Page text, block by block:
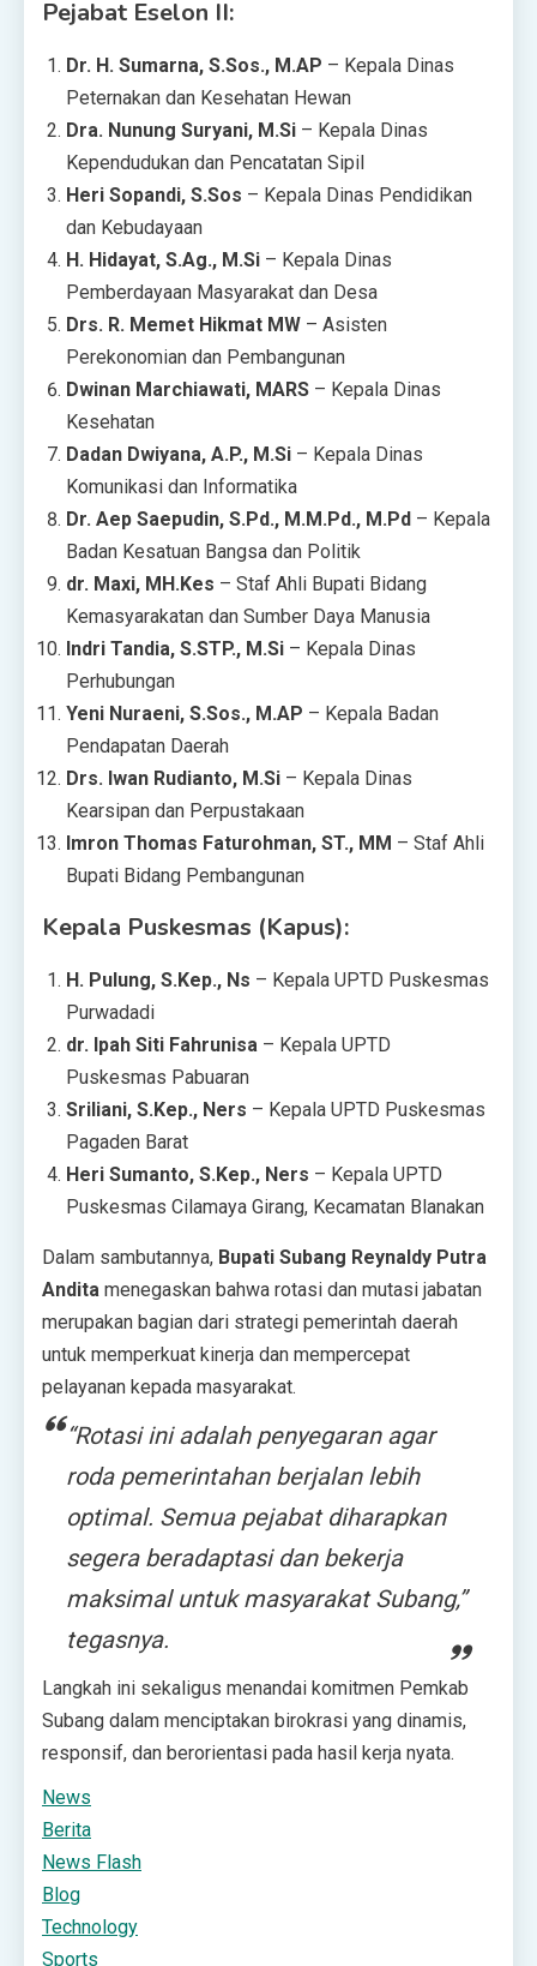
Pejabat Eselon II:
Dr. H. Sumarna, S.Sos., M.AP – Kepala Dinas
Peternakan dan Kesehatan Hewan
Dra. Nunung Suryani, M.Si – Kepala Dinas
Kependudukan dan Pencatatan Sipil
Heri Sopandi, S.Sos – Kepala Dinas Pendidikan
dan Kebudayaan
H. Hidayat, S.Ag., M.Si – Kepala Dinas
Pemberdayaan Masyarakat dan Desa
Drs. R. Memet Hikmat MW – Asisten
Perekonomian dan Pembangunan
Dwinan Marchiawati, MARS – Kepala Dinas
Kesehatan
Dadan Dwiyana, A.P., M.Si – Kepala Dinas
Komunikasi dan Informatika
Dr. Aep Saepudin, S.Pd., M.M.Pd., M.Pd – Kepala
Badan Kesatuan Bangsa dan Politik
dr. Maxi, MH.Kes – Staf Ahli Bupati Bidang
Kemasyarakatan dan Sumber Daya Manusia
Indri Tandia, S.STP., M.Si – Kepala Dinas
Perhubungan
Yeni Nuraeni, S.Sos., M.AP – Kepala Badan
Pendapatan Daerah
Drs. Iwan Rudianto, M.Si – Kepala Dinas
Kearsipan dan Perpustakaan
Imron Thomas Faturohman, ST., MM – Staf Ahli
Bupati Bidang Pembangunan
Kepala Puskesmas (Kapus):
H. Pulung, S.Kep., Ns – Kepala UPTD Puskesmas
Purwadadi
dr. Ipah Siti Fahrunisa – Kepala UPTD
Puskesmas Pabuaran
Sriliani, S.Kep., Ners – Kepala UPTD Puskesmas
Pagaden Barat
Heri Sumanto, S.Kep., Ners – Kepala UPTD
Puskesmas Cilamaya Girang, Kecamatan Blanakan
Dalam sambutannya, Bupati Subang Reynaldy Putra
Andita menegaskan bahwa rotasi dan mutasi jabatan
merupakan bagian dari strategi pemerintah daerah
untuk memperkuat kinerja dan mempercepat
pelayanan kepada masyarakat.
“Rotasi ini adalah penyegaran agar
roda pemerintahan berjalan lebih
optimal. Semua pejabat diharapkan
segera beradaptasi dan bekerja
maksimal untuk masyarakat Subang,”
tegasnya.
Langkah ini sekaligus menandai komitmen Pemkab
Subang dalam menciptakan birokrasi yang dinamis,
responsif, dan berorientasi pada hasil kerja nyata.
News
Berita
News Flash
Blog
Technology
Sports